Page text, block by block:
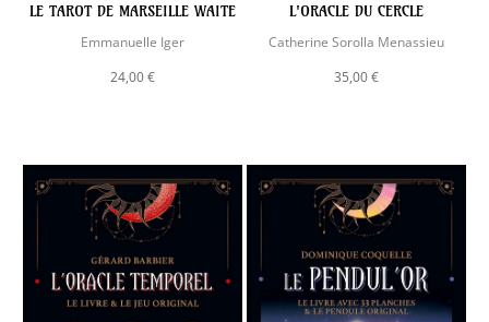
LE TAROT DE MARSEILLE WAITE
Emmanuelle Iger
24,00 €
L'ORACLE DU CERCLE
Catherine Sorolla Menassieu
35,00 €